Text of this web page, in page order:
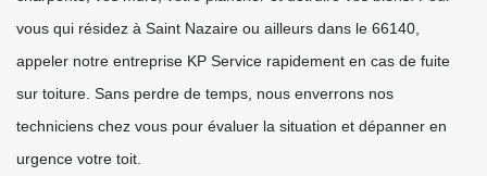
vous qui résidez à Saint Nazaire ou ailleurs dans le 66140,
appeler notre entreprise KP Service rapidement en cas de fuite
sur toiture. Sans perdre de temps, nous enverrons nos
techniciens chez vous pour évaluer la situation et dépanner en
urgence votre toit.